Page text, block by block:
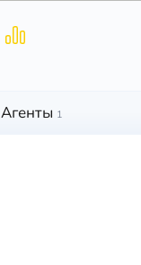
Агенты 1